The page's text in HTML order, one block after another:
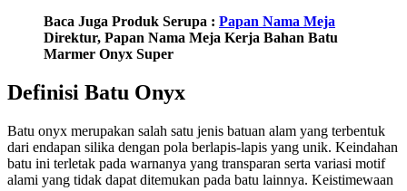
Baca Juga Produk Serupa : Papan Nama Meja
Direktur, Papan Nama Meja Kerja Bahan Batu
Marmer Onyx Super
Definisi Batu Onyx
Batu onyx merupakan salah satu jenis batuan alam yang terbentuk
dari endapan silika dengan pola berlapis-lapis yang unik. Keindahan
batu ini terletak pada warnanya yang transparan serta variasi motif
alami yang tidak dapat ditemukan pada batu lainnya. Keistimewaan